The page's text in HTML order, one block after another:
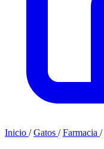
Inicio / Gatos / Farmacia /